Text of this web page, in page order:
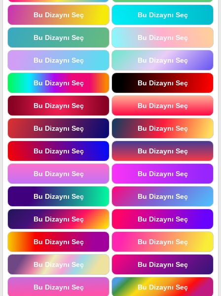
Bu Dizaynı Seç Bu Dizaynı Seç
Bu Dizaynı Seç Bu Dizaynı Seç
Bu Dizaynı Seç Bu Dizaynı Seç
Bu Dizaynı Seç Bu Dizaynı Seç
Bu Dizaynı Seç Bu Dizaynı Seç
Bu Dizaynı Seç Bu Dizaynı Seç
Bu Dizaynı Seç Bu Dizaynı Seç
Bu Dizaynı Seç Bu Dizaynı Seç
Bu Dizaynı Seç Bu Dizaynı Seç
Bu Dizaynı Seç Bu Dizaynı Seç
Bu Dizaynı Seç Bu Dizaynı Seç
Bu Dizaynı Seç Bu Dizaynı Seç
Bu Dizaynı Seç Bu Dizaynı Seç